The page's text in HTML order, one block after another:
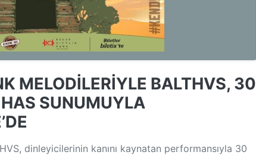
MELODİLERİYLE BALTHVS, 30
SUNUMUYLA
dinleyicilerinin kanını kaynatan performansıyla 30